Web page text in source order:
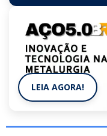
LEIA AGORA!